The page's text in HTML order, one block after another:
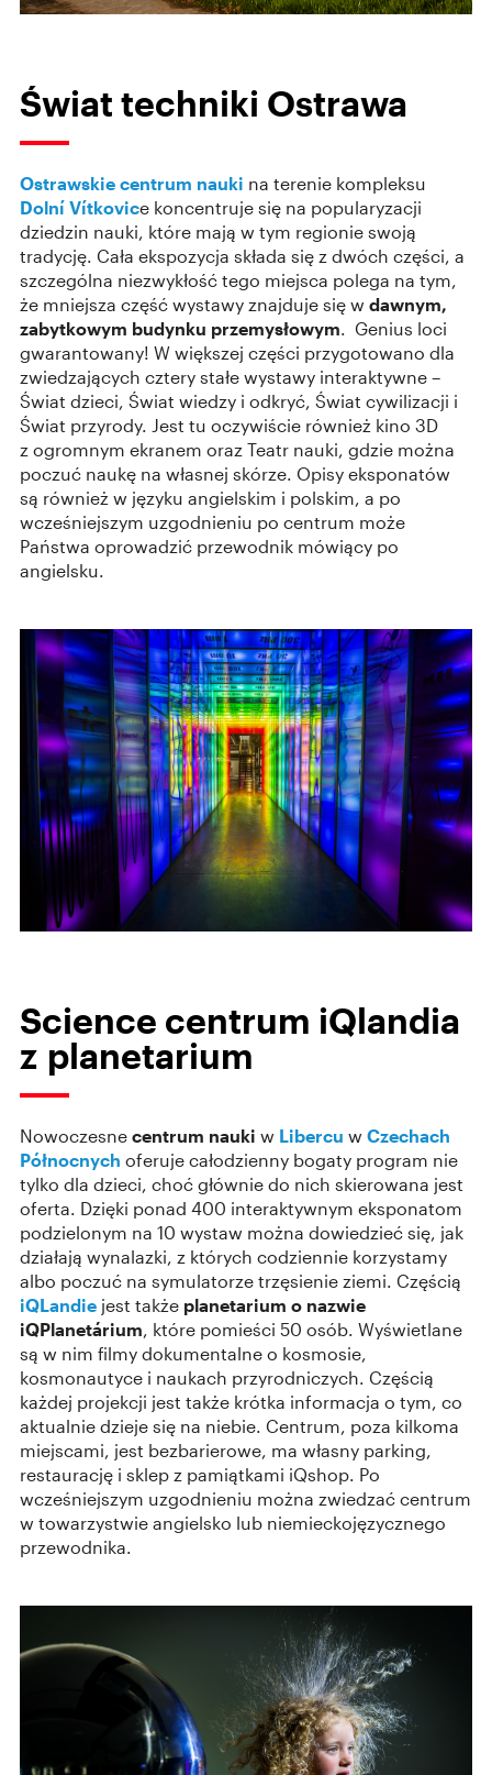
Świat techniki Ostrawa
Ostrawskie centrum nauki na terenie kompleksu
Dolní Vítkovice koncentruje się na popularyzacji
dziedzin nauki, które mają w tym regionie swoją
tradycję. Cała ekspozycja składa się z dwóch części, a
szczególna niezwykłość tego miejsca polega na tym,
że mniejsza część wystawy znajduje się w dawnym,
zabytkowym budynku przemysłowym. Genius loci
gwarantowany! W większej części przygotowano dla
zwiedzających cztery stałe wystawy interaktywne –
Świat dzieci, Świat wiedzy i odkryć, Świat cywilizacji i
Świat przyrody. Jest tu oczywiście również kino 3D
z ogromnym ekranem oraz Teatr nauki, gdzie można
poczuć naukę na własnej skórze. Opisy eksponatów
są również w języku angielskim i polskim, a po
wcześniejszym uzgodnieniu po centrum może
Państwa oprowadzić przewodnik mówiący po
angielsku.
Science centrum iQlandia
z planetarium
Nowoczesne centrum nauki w Libercu w Czechach
Północnych oferuje całodzienny bogaty program nie
tylko dla dzieci, choć głównie do nich skierowana jest
oferta. Dzięki ponad 400 interaktywnym eksponatom
podzielonym na 10 wystaw można dowiedzieć się, jak
działają wynalazki, z których codziennie korzystamy
albo poczuć na symulatorze trzęsienie ziemi. Częścią
iQLandie jest także planetarium o nazwie
iQPlanetárium, które pomieści 50 osób. Wyświetlane
są w nim filmy dokumentalne o kosmosie,
kosmonautyce i naukach przyrodniczych. Częścią
każdej projekcji jest także krótka informacja o tym, co
aktualnie dzieje się na niebie. Centrum, poza kilkoma
miejscami, jest bezbarierowe, ma własny parking,
restaurację i sklep z pamiątkami iQshop. Po
wcześniejszym uzgodnieniu można zwiedzać centrum
w towarzystwie angielsko lub niemieckojęzycznego
przewodnika.